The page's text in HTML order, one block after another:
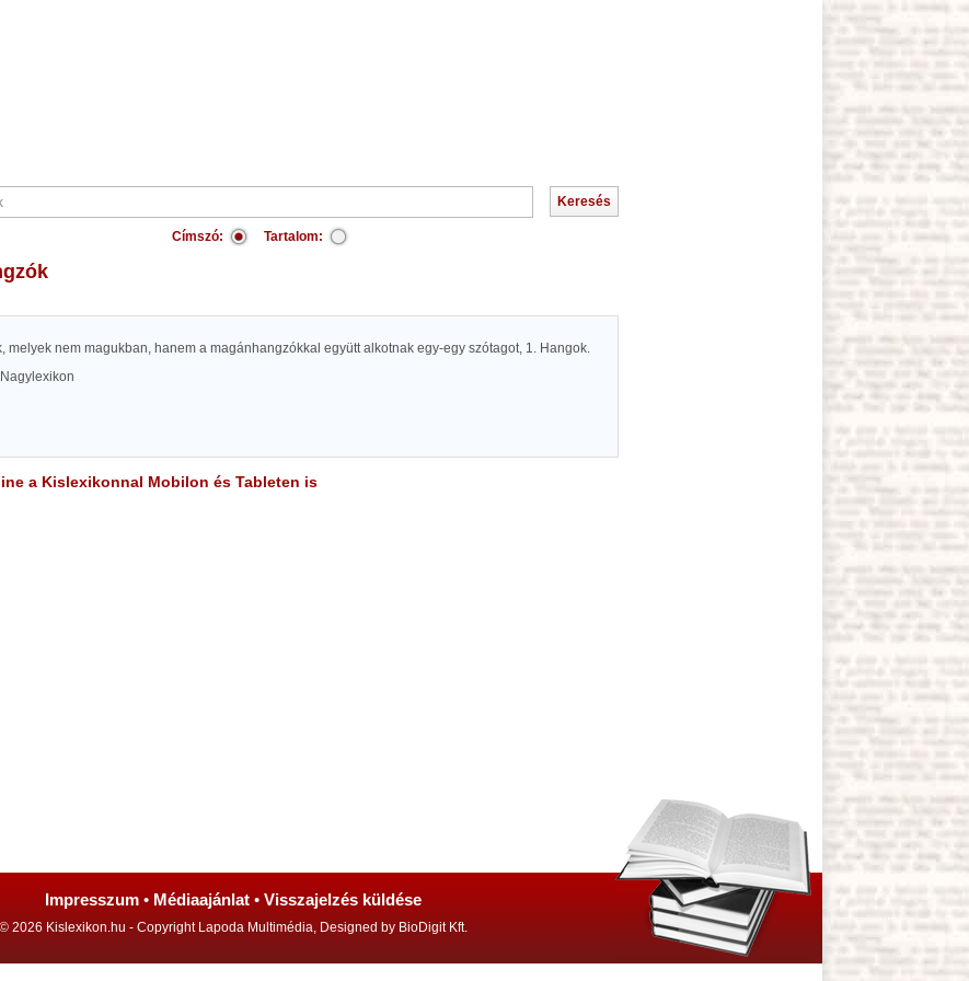
Címszó: Tartalom:
melyek nem magukban, hanem a magánhangzókkal együtt alkotnak egy-egy szótagot, 1. Hangok.
a Kislexikonnal Mobilon és Tableten is
Impresszum • Médiaajánlat • Visszajelzés küldése
© 2026 Kislexikon.hu - Copyright Lapoda Multimédia, Designed by BioDigit Kft.